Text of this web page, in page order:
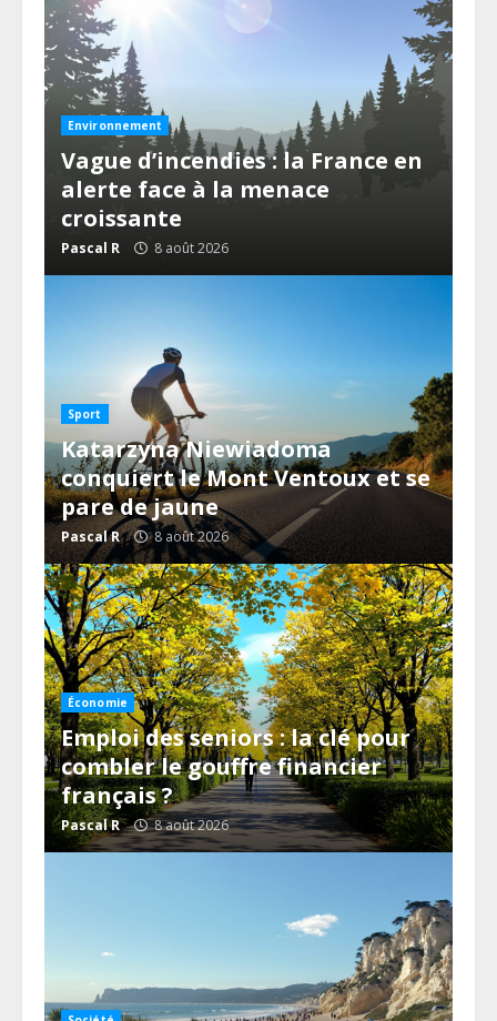
Environnement
Vague d’incendies : la France en
alerte face à la menace
croissante
Pascal R 8 août 2026
Sport
Katarzyna Niewiadoma
conquiert le Mont Ventoux et se
pare de jaune
Pascal R 8 août 2026
Économie
Emploi des seniors : la clé pour
combler le gouffre financier
français ?
Pascal R 8 août 2026